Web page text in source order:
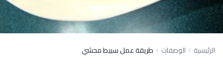
الرئيسية الوصفات طريقة عمل سبيط محشي